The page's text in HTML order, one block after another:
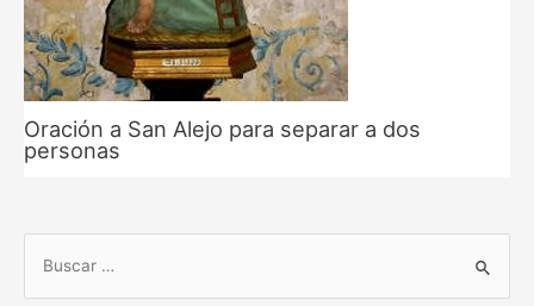
Oración a San Alejo para separar a dos
personas